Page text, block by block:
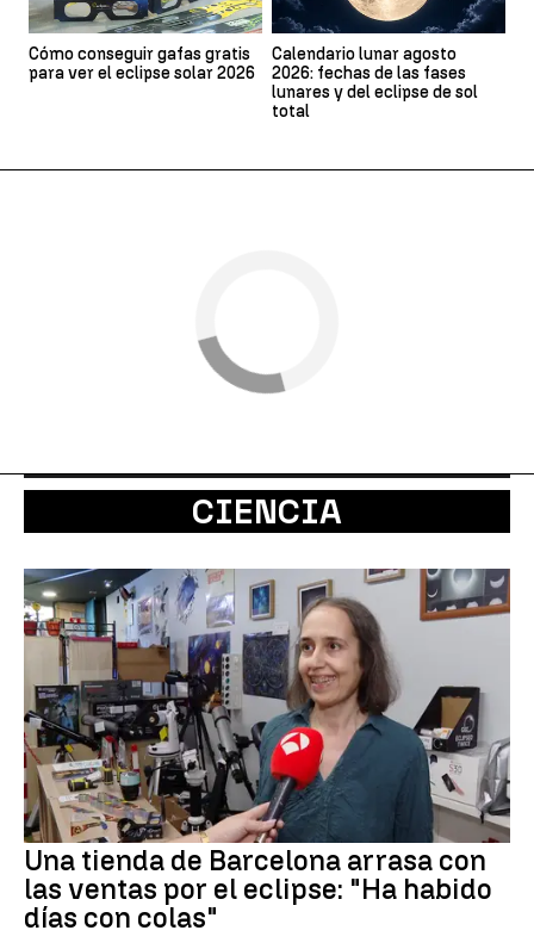
Cómo conseguir gafas gratis
para ver el eclipse solar 2026
Calendario lunar agosto
2026: fechas de las fases
lunares y del eclipse de sol
total
CIENCIA
Una tienda de Barcelona arrasa con
las ventas por el eclipse: "Ha habido
días con colas"